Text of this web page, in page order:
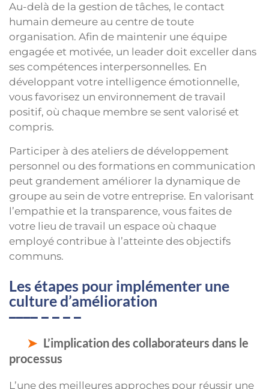
Au-delà de la gestion de tâches, le contact
humain demeure au centre de toute
organisation. Afin de maintenir une équipe
engagée et motivée, un leader doit exceller dans
ses compétences interpersonnelles. En
développant votre intelligence émotionnelle,
vous favorisez un environnement de travail
positif, où chaque membre se sent valorisé et
compris.
Participer à des ateliers de développement
personnel ou des formations en communication
peut grandement améliorer la dynamique de
groupe au sein de votre entreprise. En valorisant
l’empathie et la transparence, vous faites de
votre lieu de travail un espace où chaque
employé contribue à l’atteinte des objectifs
communs.
Les étapes pour implémenter une
culture d’amélioration
L’implication des collaborateurs dans le
processus
L’une des meilleures approches pour réussir une